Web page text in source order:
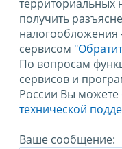
территориальных
получить
налогообложения
сервисом
По вопросам
сервисов и
России Вы можете
технической
Ваше сообщение: